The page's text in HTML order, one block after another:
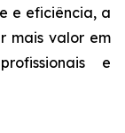
e eficiência, a
mais valor em
e